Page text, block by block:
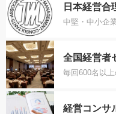
日本経営合
中堅・中小企
全国経営者
毎回600名以
経営コンサ